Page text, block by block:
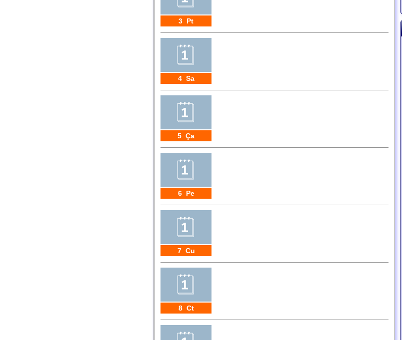
3 Pt
4 Sa
5 Ça
6 Pe
7 Cu
8 Ct